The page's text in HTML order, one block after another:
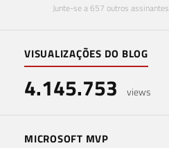
Junte-se a 657 outros assinantes
VISUALIZAÇÕES DO BLOG
4.145.753 views
MICROSOFT MVP